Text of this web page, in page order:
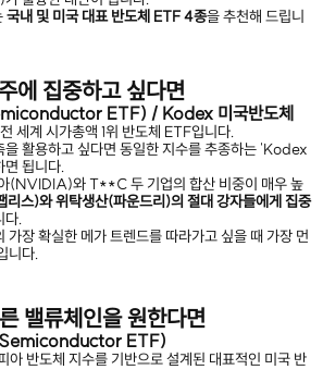
국내 및 미국 대표 반도체 ETF 4종을 추천해 드립니
에 집중하고 싶다면
ETF) / Kodex 미국반도체
세계 시가총액 1위 반도체 ETF입니다.
을 활용하고 싶다면 동일한 지수를 추종하는 'Kodex
면 됩니다.
(NVIDIA)와 T**C 두 기업의 합산 비중이 매우 높
리스)와 위탁생산(파운드리)의 절대 강자들에게 집중
다.
가장 확실한 메가 트렌드를 따라가고 싶을 때 가장 먼
니다.
밸류체인을 원한다면
ETF)
아 반도체 지수를 기반으로 설계된 대표적인 미국 반